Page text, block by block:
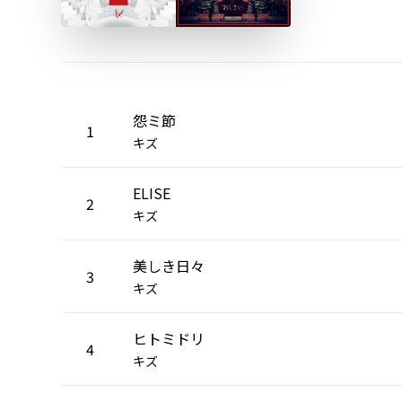
1 怨ミ節
キズ
2 ELISE
キズ
3 美しき日々
キズ
4 ヒトミドリ
キズ